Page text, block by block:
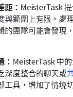
距： MeisterTask
與範圍上有限。處
的團隊可能會發現
： MeisterTask 中
深度整合的聊天或
工具，增加了情境